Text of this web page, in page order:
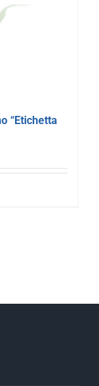
“Etichetta